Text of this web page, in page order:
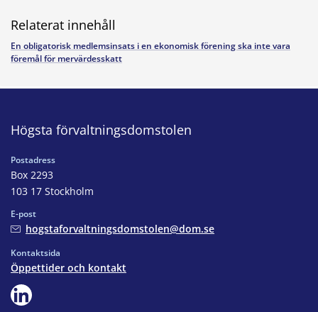
Relaterat innehåll
En obligatorisk medlemsinsats i en ekonomisk förening ska inte vara
föremål för mervärdesskatt
Högsta förvaltningsdomstolen
Postadress
Box 2293
103 17 Stockholm
E-post
hogstaforvaltningsdomstolen@dom.se
Kontaktsida
Öppettider och kontakt